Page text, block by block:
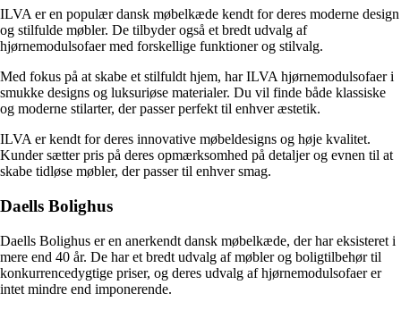
ILVA er en populær dansk møbelkæde kendt for deres moderne design
og stilfulde møbler. De tilbyder også et bredt udvalg af
hjørnemodulsofaer med forskellige funktioner og stilvalg.
Med fokus på at skabe et stilfuldt hjem, har ILVA hjørnemodulsofaer i
smukke designs og luksuriøse materialer. Du vil finde både klassiske
og moderne stilarter, der passer perfekt til enhver æstetik.
ILVA er kendt for deres innovative møbeldesigns og høje kvalitet.
Kunder sætter pris på deres opmærksomhed på detaljer og evnen til at
skabe tidløse møbler, der passer til enhver smag.
Daells Bolighus
Daells Bolighus er en anerkendt dansk møbelkæde, der har eksisteret i
mere end 40 år. De har et bredt udvalg af møbler og boligtilbehør til
konkurrencedygtige priser, og deres udvalg af hjørnemodulsofaer er
intet mindre end imponerende.